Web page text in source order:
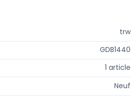
trw
GDB1440
1 article
Neuf